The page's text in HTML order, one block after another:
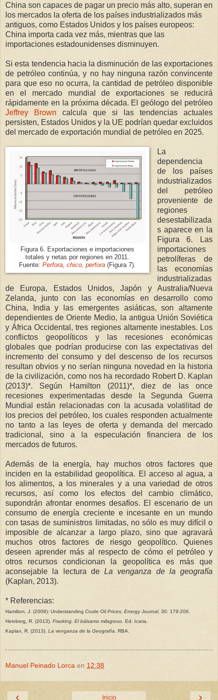
China son capaces de pagar un precio más alto, superan en
los mercados la oferta de los países industrializados más
antiguos, como Estados Unidos y los países europeos:
China importa cada vez más, mientras que las
importaciones estadounidenses disminuyen.
Si esta tendencia hacia la disminución de las exportaciones
de petróleo continúa, y no hay ninguna razón convincente
para que eso no ocurra, la cantidad de petróleo disponible
en el mercado mundial de exportaciones se reducirá
rápidamente en la próxima década. El geólogo del petróleo
Jeffrey Brown calcula que si las tendencias actuales
persisten, Estados Unidos y la UE podrían quedar excluidos
del mercado de exportación mundial de petróleo en 2025.
Figura 6. Exportaciones e importaciones
totales y netas por regiones en 2011.
Fuente: Perfora, chico, perfora (Figura 7).
La
dependencia
de los países
industrializados
del petróleo
proveniente de
regiones
desestabilizada
s aparece en la
Figura 6. Las
importaciones
petrolíferas de
las economías
industrializadas
de Europa, Estados Unidos, Japón y Australia/Nueva
Zelanda, junto con las economías en desarrollo como
China, India y las emergentes asiáticas, son altamente
dependientes de Oriente Medio, la antigua Unión Soviética
y África Occidental, tres regiones altamente inestables. Los
conflictos geopolíticos y las recesiones económicas
globales que podrían producirse con las expectativas del
incremento del consumo y del descenso de los recursos
resultan obvios y no serían ninguna novedad en la historia
de la civilización, como nos ha recordado Robert D. Kaplan
(2013)*. Según Hamilton (2011)*, diez de las once
recesiones experimentadas desde la Segunda Guerra
Mundial están relacionadas con la acusada volatilitad de
los precios del petróleo, los cuales responden actualmente
no tanto a las leyes de oferta y demanda del mercado
tradicional, sino a la especulación financiera de los
mercados de futuros.
Además de la energía, hay muchos otros factores que
inciden en la estabilidad geopolítica. El acceso al agua, a
los alimentos, a los minerales y a una variedad de otros
recursos, así como los efectos del cambio climático,
supondrán afrontar enormes desafíos. El escenario de un
consumo de energía creciente e incesante en un mundo
con tasas de suministros limitadas, no sólo es muy difícil o
imposible de alcanzar a largo plazo, sino que agravará
muchos otros factores de riesgo geopolítico. Quienes
deseen aprender más al respecto de cómo el petróleo y
otros recursos condicionan la geopolítica es más que
aconsejable la lectura de La venganza de la geografía
(Kaplan, 2013).
* Referencias:
Hamilton, J. (2009): Understanding Crude Oil Prices. Energy Journal, 30: 179-206.
Heinberg, R. (2013). Fracking. El bálsamo milagroso . Ed. Icaria.
Kaplan, R. (2013). La venganza de la Geografía . RBA.
Manuel Peinado Lorca en 12:38
‹ ›
Inicio